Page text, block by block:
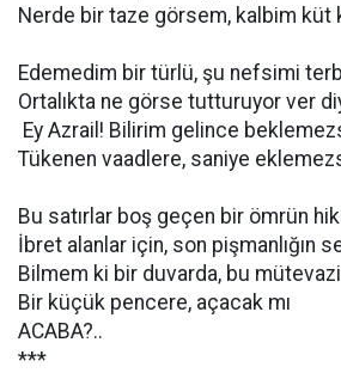
Nerde bir taze görsem, kalbim küt
Edemedim bir türlü, şu nefsimi
Ortalıkta ne görse tutturuyor ver
Ey Azrail! Bilirim gelince
Tükenen vaadlere, saniye
Bu satırlar boş geçen bir ömrün
İbret alanlar için, son pişmanlığın
Bilmem ki bir duvarda, bu
Bir küçük pencere, açacak mı
ACABA?..
***